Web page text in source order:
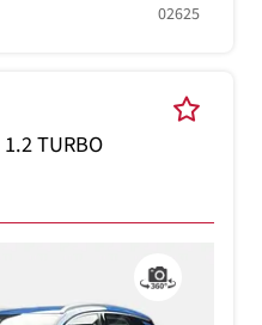
02625
1.2 TURBO